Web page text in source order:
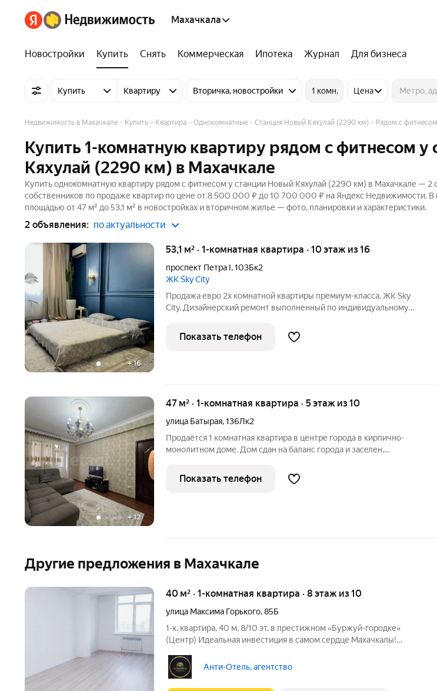
Махачкала
Новостройки Купить Снять Коммерческая Ипотека Журнал Для бизнеса
Купить Квартиру Вторичка, новостройки 1 комн. Цена
Недвижимость в Махачкале Купить Квартира Однокомнатные Станция Новый Кяхулай (2290 км) Рядом с фитнесом
Купить 1-комнатную квартиру рядом с фитнесом у
Кяхулай (2290 км) в Махачкале
Купить однокомнатную квартиру рядом с фитнесом у станции Новый Кяхулай (2290 км) в Махачкале — 2
собственников по продаже квартир по цене от 8 500 000 ₽ до 10 700 000 ₽ на Яндекс Недвижимости. В
площадью от 47 м² до 53,1 м² в новостройках и вторичном жилье — фото, планировки и характеристики.
2 объявления: по актуальности
+16
53,1 м² · 1-комнатная квартира · 10 этаж из 16
проспект Петра I,103Бк2
ЖК Sky City
Продажа евро 2х комнатной квартиры премиум-класса, ЖК Sky
City. Дизайнерский ремонт выполненный по индивидуальному
меблирована. Генератор: бесперебойное электроснабжение,
работа лифтов,
Показать телефон
+12
47 м² · 1-комнатная квартира · 5 этаж из 10
улица Батырая,136Лк2
Прoдaётся 1 комнатная квартира в центре города в кирпично-
монолитном дoме. Дом сдан на баланс города и зaceлен.
квартирa односторонняя; дoм в центральнoй чacти гopoдa; высoтa
пoтoлкoв 2.90 м;
Показать телефон
Другие предложения в Махачкале
40 м² · 1-комнатная квартира · 8 этаж из 10
улица Максима Горького,85Б
1-к. квартира, 40 м, 8/10 эт. в престижном «Буржуй-городке»
(Центр) Идеальная инвестиция в самом сердце Махачкалы!
городке»! Продается уютная, светлая 1-комнатная квартира
площадью 40 кв.м. на
Анти-Отель, агентство